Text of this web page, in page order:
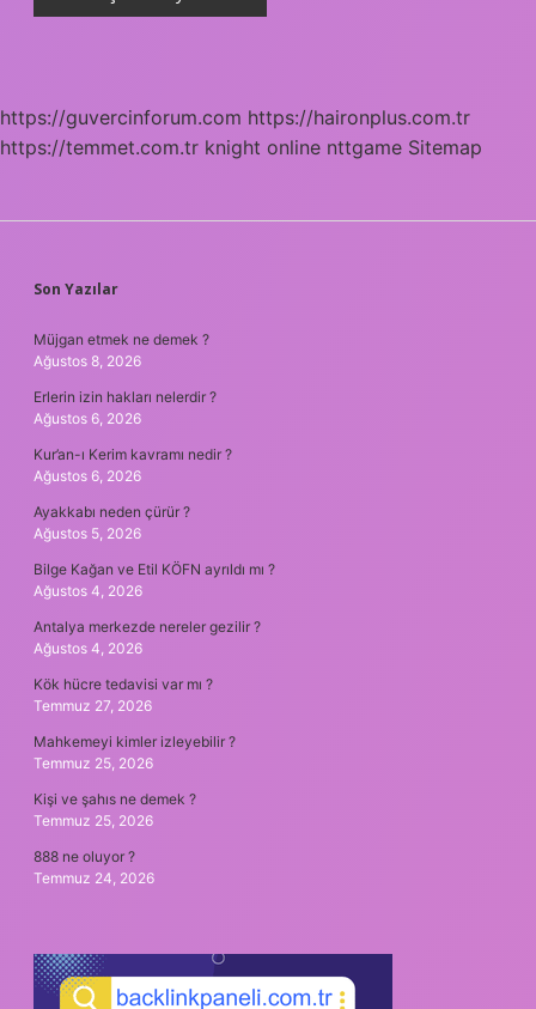
https://guvercinforum.com https://haironplus.com.tr
https://temmet.com.tr knight online nttgame Sitemap
SIDEBAR
Son Yazılar
Müjgan etmek ne demek ?
Ağustos 8, 2026
Erlerin izin hakları nelerdir ?
Ağustos 6, 2026
Kur’an-ı Kerim kavramı nedir ?
Ağustos 6, 2026
Ayakkabı neden çürür ?
Ağustos 5, 2026
Bilge Kağan ve Etil KÖFN ayrıldı mı ?
Ağustos 4, 2026
Antalya merkezde nereler gezilir ?
Ağustos 4, 2026
Kök hücre tedavisi var mı ?
Temmuz 27, 2026
Mahkemeyi kimler izleyebilir ?
Temmuz 25, 2026
Kişi ve şahıs ne demek ?
Temmuz 25, 2026
888 ne oluyor ?
Temmuz 24, 2026